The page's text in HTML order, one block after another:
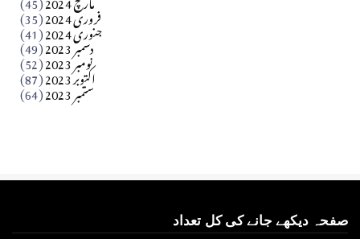
فروری 2024 (35) جنوری 2024 (41) دسمبر 2023 (49) نومبر 2023 (52) اکتوبر 2023 (87) ستمبر 2023 (64)
صفحہ دیکھے جانے کی کل تعداد